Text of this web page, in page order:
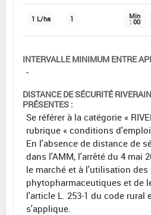
1 L/ha 1 Min
: 00
INTERVALLE MINIMUM ENTRE
-
DISTANCE DE SÉCURITÉ
PRÉSENTES :
Se référer à la catégorie «
rubrique « conditions
En l'absence de distance de
dans l'AMM, l'arrêté du 4 mai
le marché et à l'utilisation
phytopharmaceutiques et de
l'article L. 253-1 du code rural
s'applique.